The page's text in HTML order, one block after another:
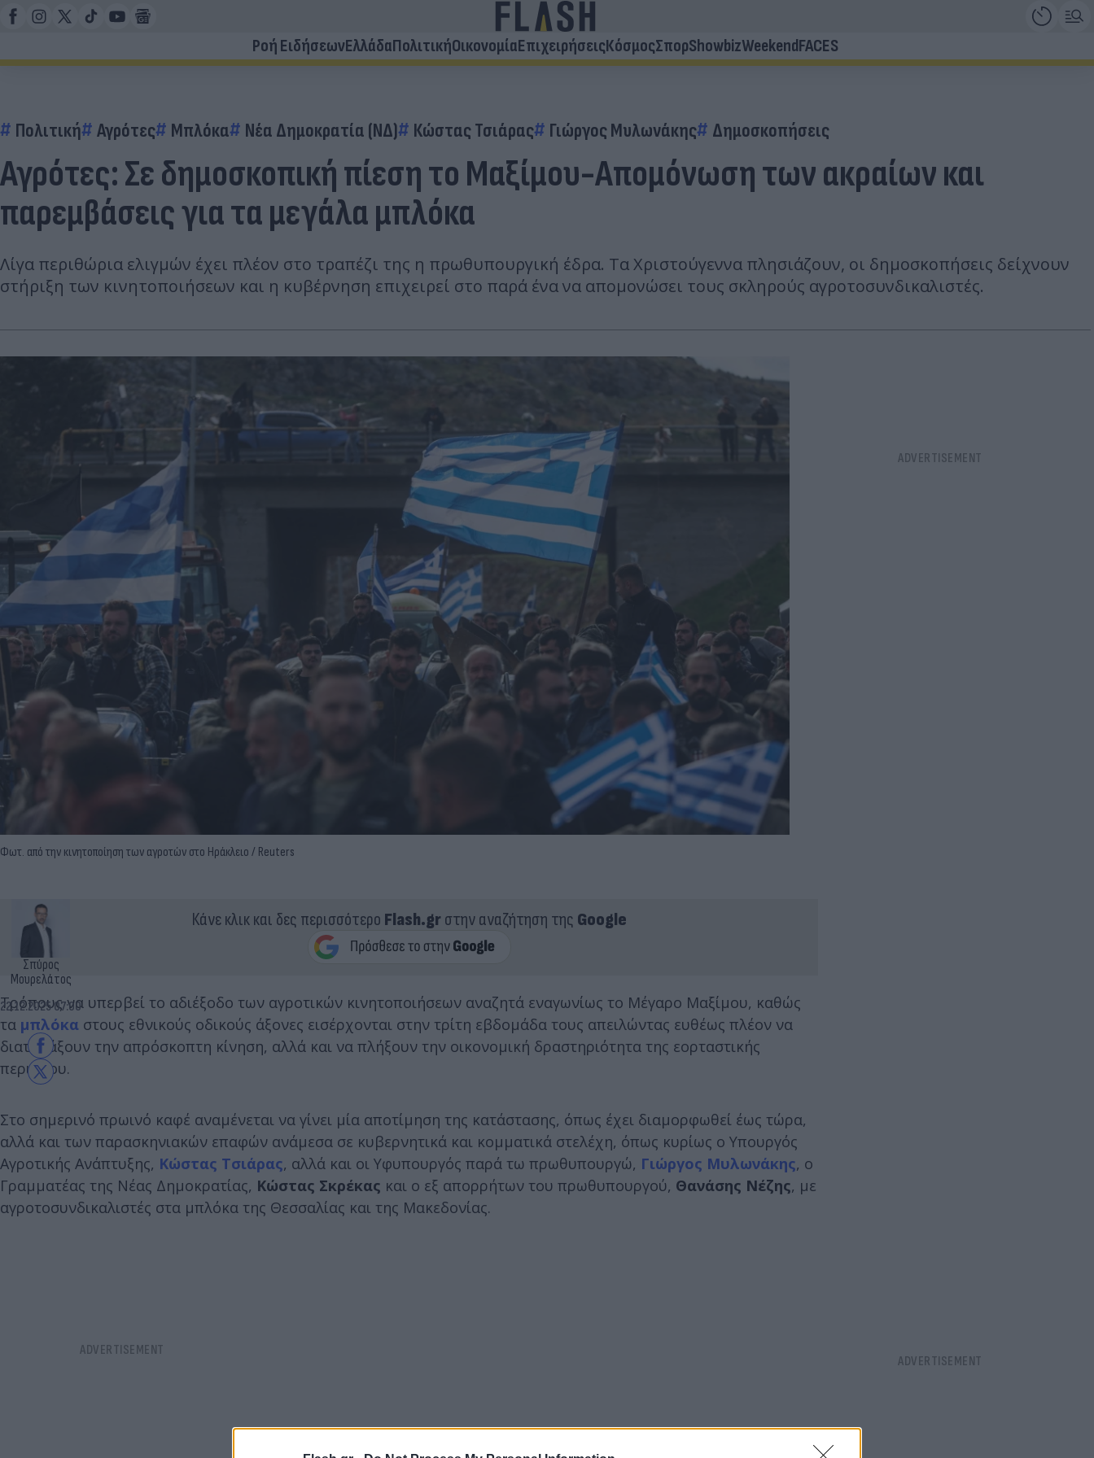
Ροή ΕιδήσεωνΕλλάδαΠολιτικήΟικονομίαΕπιχειρήσειςΚόσμοςΣπορShowbizWeekendFACES
Πολιτική Αγρότες Μπλόκα Νέα Δημοκρατία (ΝΔ) Κώστας Τσιάρας Γιώργος Μυλωνάκης Δημοσκοπήσεις
Αγρότες: Σε δημοσκοπική πίεση το Μαξίμου-Απομόνωση των ακραίων και
παρεμβάσεις για τα μεγάλα μπλόκα
Λίγα περιθώρια ελιγμών έχει πλέον στο τραπέζι της η πρωθυπουργική έδρα. Τα Χριστούγεννα πλησιάζουν, οι δημοσκοπήσεις δείχνουν
στήριξη των κινητοποιήσεων και η κυβέρνηση επιχειρεί στο παρά ένα να απομονώσει τους σκληρούς αγροτοσυνδικαλιστές.
Φωτ. από την κινητοποίηση των αγροτών στο Ηράκλειο / Reuters
Σπύρος
Μουρελάτος
22.12.2025 07:00
Κάνε κλικ και δες περισσότερο Flash.grστην αναζήτηση της Google
Τρόπους να υπερβεί το αδιέξοδο των αγροτικών κινητοποιήσεων αναζητά εναγωνίως το Μέγαρο Μαξίμου, καθώς
τα μπλόκα στους εθνικούς οδικούς άξονες εισέρχονται στην τρίτη εβδομάδα τους απειλώντας ευθέως πλέον να
διαταράξουν την απρόσκοπτη κίνηση, αλλά και να πλήξουν την οικονομική δραστηριότητα της εορταστικής
περιόδου.
Στο σημερινό πρωινό καφέ αναμένεται να γίνει μία αποτίμηση της κατάστασης, όπως έχει διαμορφωθεί έως τώρα,
αλλά και των παρασκηνιακών επαφών ανάμεσα σε κυβερνητικά και κομματικά στελέχη, όπως κυρίως ο Υπουργός
Αγροτικής Ανάπτυξης, Κώστας Τσιάρας, αλλά και οι Υφυπουργός παρά τω πρωθυπουργώ, Γιώργος Μυλωνάκης, ο
Γραμματέας της Νέας Δημοκρατίας, Κώστας Σκρέκας και ο εξ απορρήτων του πρωθυπουργού, Θανάσης Νέζης, με
αγροτοσυνδικαλιστές στα μπλόκα της Θεσσαλίας και της Μακεδονίας.